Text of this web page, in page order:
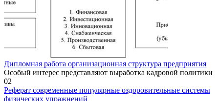
Дипломная работа организационная структура предприятия
Особый интерес представляют выработка кадровой политики
02
Реферат современные популярные оздоровительные системы
физических упражнений